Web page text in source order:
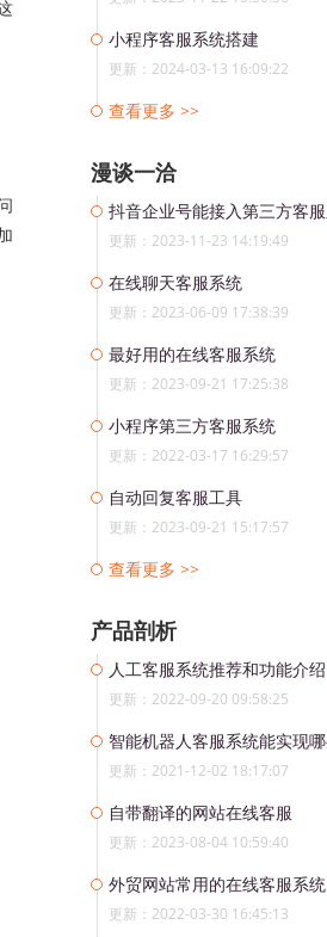
小程序客服系统搭建
更新：2024-03-13 16:09:22
查看更多 >>
漫谈一洽
更新：2023-11-23 14:19:49
在线聊天客服系统
更新：2023-06-09 17:38:39
最好用的在线客服系统
更新：2023-09-21 17:25:38
小程序第三方客服系统
更新：2022-03-17 16:29:57
自动回复客服工具
更新：2023-09-21 15:17:57
查看更多 >>
产品剖析
人工客服系统推荐和功能介绍
更新：2022-09-20 09:58:25
更新：2021-12-02 18:17:07
自带翻译的网站在线客服
更新：2023-08-04 10:59:40
外贸网站常用的在线客服系统
更新：2022-03-30 16:45:13